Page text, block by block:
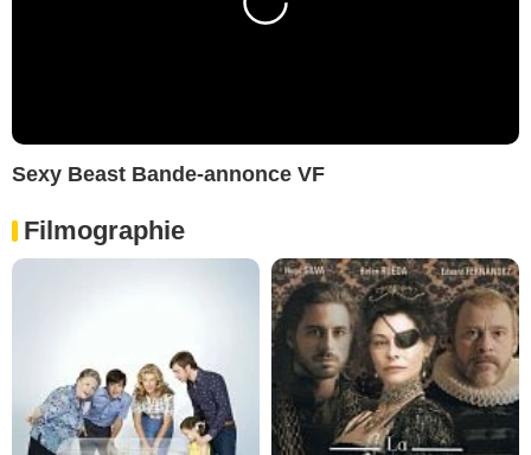
Sexy Beast Bande-annonce VF
Filmographie